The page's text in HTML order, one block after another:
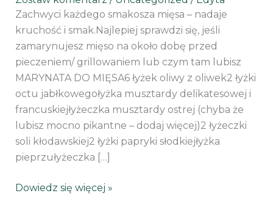
Zachwyci każdego smakosza mięsa – nadaje
kruchość i smak.Najlepiej sprawdzi się, jeśli
zamarynujesz mięso na około dobę przed
pieczeniem/ grillowaniem lub czym tam lubisz
MARYNATA DO MIĘSA6 łyżek oliwy z oliwek2 łyżki
octu jabłkowegołyżka musztardy delikatesowej i
francuskiejłyżeczka musztardy ostrej (chyba że
lubisz mocno pikantne – dodaj więcej)2 łyżeczki
soli kłodawskiej2 łyżki papryki słodkiejłyżka
pieprzułyżeczka […]
Dowiedz się więcej »